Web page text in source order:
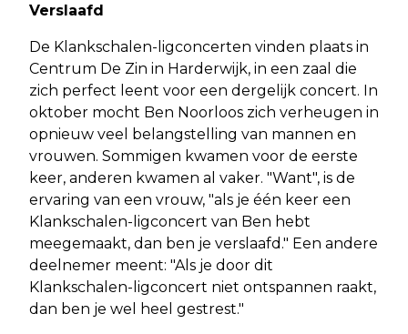
Verslaafd
De Klankschalen-ligconcerten vinden plaats in
Centrum De Zin in Harderwijk, in een zaal die
zich perfect leent voor een dergelijk concert. In
oktober mocht Ben Noorloos zich verheugen in
opnieuw veel belangstelling van mannen en
vrouwen. Sommigen kwamen voor de eerste
keer, anderen kwamen al vaker. "Want", is de
ervaring van een vrouw, "als je één keer een
Klankschalen-ligconcert van Ben hebt
meegemaakt, dan ben je verslaafd." Een andere
deelnemer meent: "Als je door dit
Klankschalen-ligconcert niet ontspannen raakt,
dan ben je wel heel gestrest."